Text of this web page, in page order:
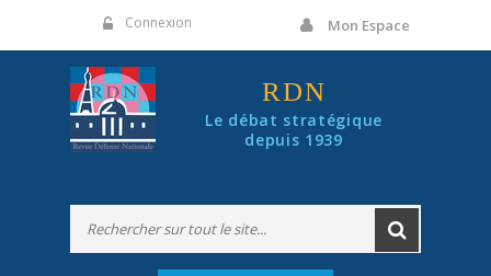
Connexion Mon Espace
RDN
Le débat stratégique
depuis 1939